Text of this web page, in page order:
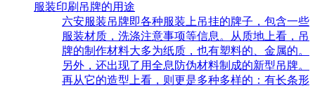
服装印刷吊牌的用途
六安服装吊牌即各种服装上吊挂的牌子，包含一些
服装材质，洗涤注意事项等信息。从质地上看，吊
牌的制作材料大多为纸质，也有塑料的、金属的。
另外，还出现了用全息防伪材料制成的新型吊牌。
再从它的造型上看，则更是多种多样的：有长条形